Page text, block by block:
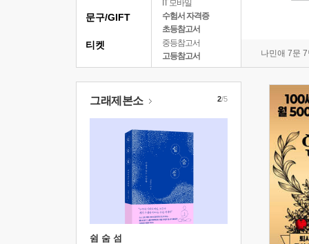
IT 모바일
수험서 자격증
초등참고서
중등참고서
고등참고서
나민애 7문
문구/GIFT
티켓
그래제본소
쉼 숨 섬
2/5